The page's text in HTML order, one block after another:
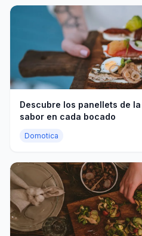
Descubre los panellets de
sabor en cada bocado
Domotica